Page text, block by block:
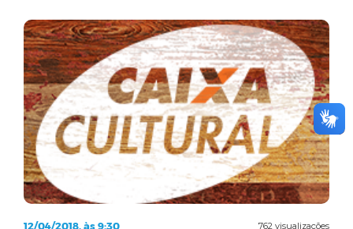
762 visualizações
12/04/2018, às 9:30